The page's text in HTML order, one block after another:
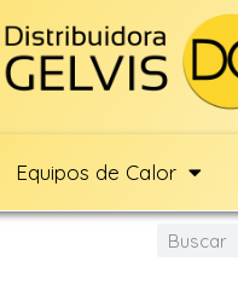
Equipos de Calor